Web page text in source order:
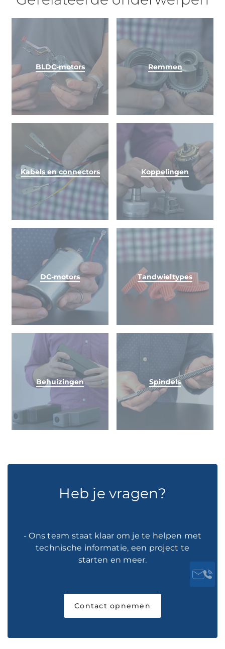
BLDC-motors Remmen
Kabels en connectors Koppelingen
DC-motors Tandwieltypes
Behuizingen Spindels
Heb je vragen?
- Ons team staat klaar om je te helpen met
technische informatie, een project te
starten en meer.
Contact opnemen